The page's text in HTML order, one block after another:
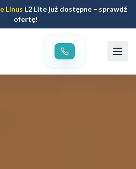
Linus L2 Lite już dostępne – sprawdź
ofertę!